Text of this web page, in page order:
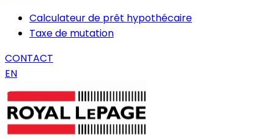
Calculateur de prêt hypothécaire
Taxe de mutation
CONTACT
EN